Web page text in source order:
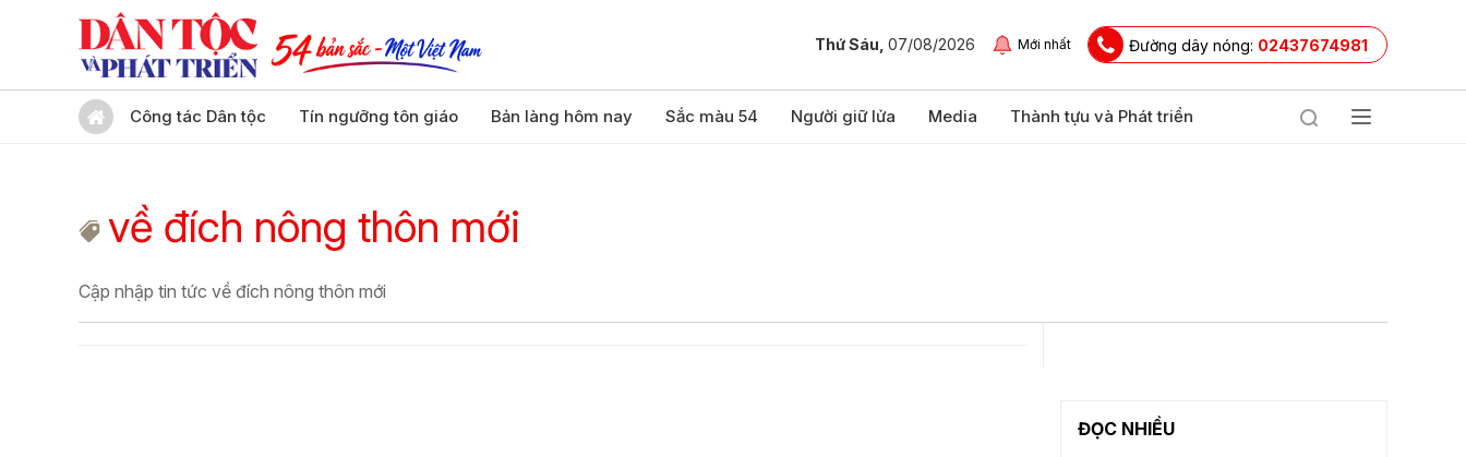
Thứ Sáu, 07/08/2026 Mới nhất Đường dây nóng: 02437674981
Công tác Dân tộc Tín ngưỡng tôn giáo Bản làng hôm nay Sắc màu 54 Người giữ lửa Media Thành tựu và Phát triển
về đích nông thôn mới
Cập nhập tin tức về đích nông thôn mới
ĐỌC NHIỀU